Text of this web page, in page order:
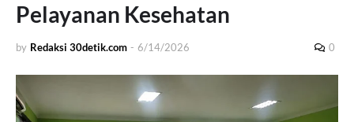
Pelayanan Kesehatan
by Redaksi 30detik.com - 6/14/2026 0